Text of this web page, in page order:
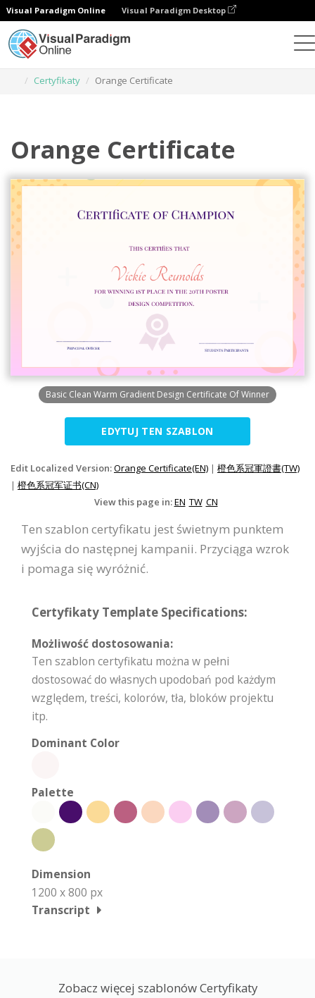
Visual Paradigm Online Visual Paradigm Desktop
Certyfikaty
Orange Certificate
Orange Certificate
Basic Clean Warm Gradient Design Certificate Of Winner
EDYTUJ TEN SZABLON
Edit Localized Version:Orange Certificate(EN) | 橙色系冠軍證書(TW)
| 橙色系冠军证书(CN)
View this page in:EN TW CN
Ten szablon certyfikatu jest świetnym punktem
wyjścia do następnej kampanii. Przyciąga wzrok
i pomaga się wyróżnić.
Certyfikaty Template Specifications:
Możliwość dostosowania:
Ten szablon certyfikatu można w pełni
dostosować do własnych upodobań pod każdym
względem, treści, kolorów, tła, bloków projektu
itp.
Dominant Color
Palette
Dimension
1200 x 800 px
Transcript
Zobacz więcej szablonów Certyfikaty